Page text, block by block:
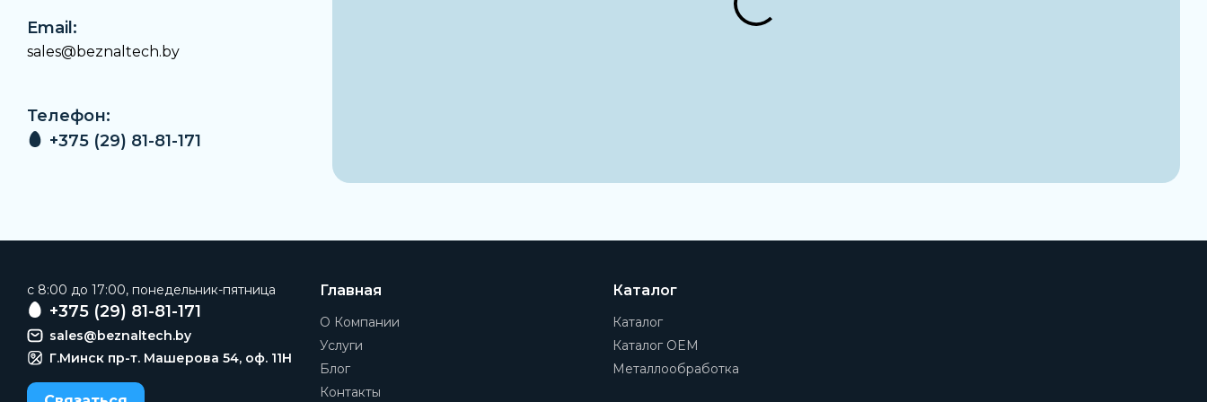
Email:
sales@beznaltech.by
Телефон:
+375 (29) 81-81-171
c 8:00 до 17:00, понедельник-пятница
+375 (29) 81-81-171
sales@beznaltech.by
Г.Минск пр-т. Машерова 54, оф. 11H
Главная
О Компании
Услуги
Блог
Контакты
Каталог
Каталог
Каталог OEM
Металлообработка